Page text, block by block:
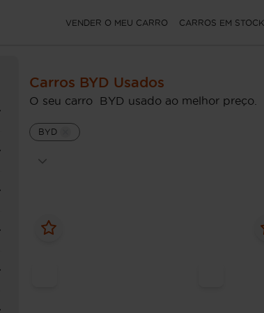
VENDER O MEU CARRO CARROS EM STOCK
Carros BYD Usados
O seu carro BYD usado ao melhor preço.
BYD